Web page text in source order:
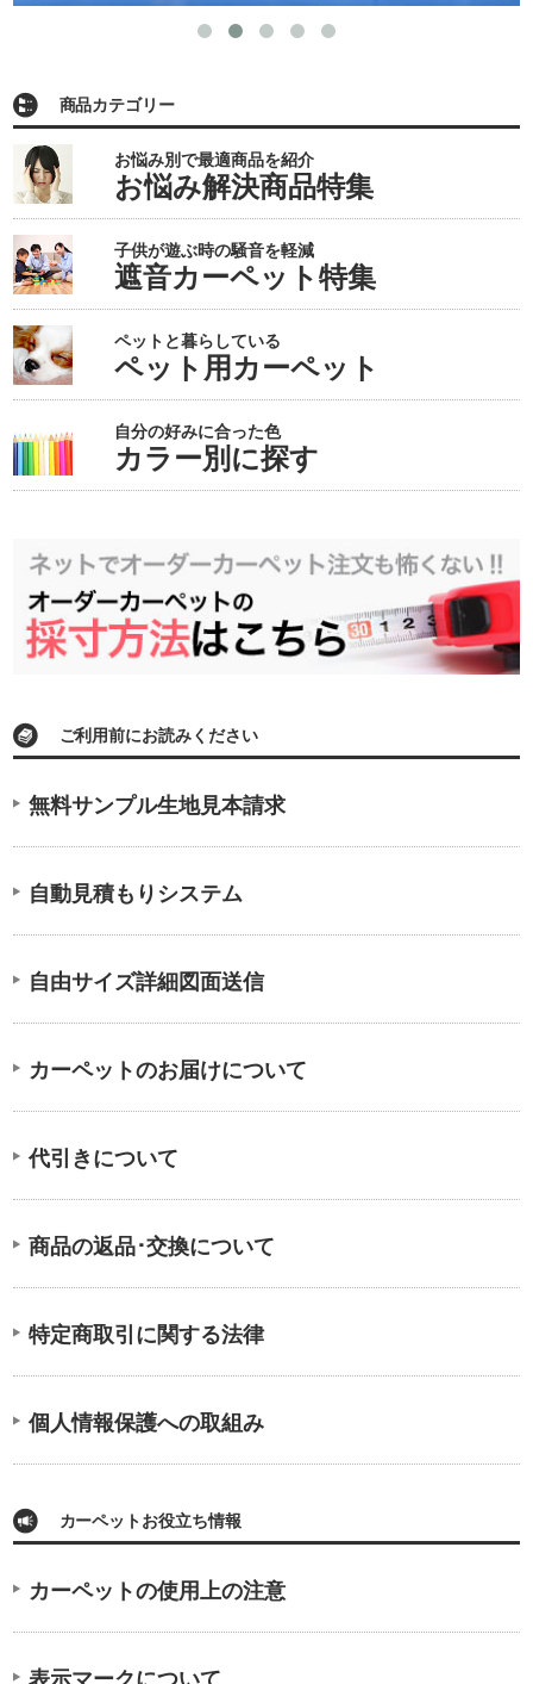
商品カテゴリー
お悩み別で最適商品を紹介
お悩み解決商品特集
子供が遊ぶ時の騒音を軽減
遮音カーペット特集
ペットと暮らしている
ペット用カーペット
自分の好みに合った色
カラー別に探す
ご利用前にお読みください
無料サンプル生地見本請求
自動見積もりシステム
自由サイズ詳細図面送信
カーペットのお届けについて
代引きについて
商品の返品･交換について
特定商取引に関する法律
個人情報保護への取組み
カーペットお役立ち情報
カーペットの使用上の注意
表示マークについて